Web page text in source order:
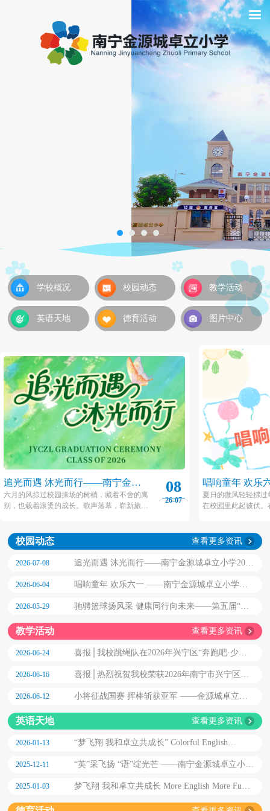
学校概况 校园动态 教学活动
英语天地 德育活动 图片中心
追光而遇 沐光而行——南宁金源
城卓立小学2026届毕业典礼
六月的风掠过校园操场的树梢，藏着不舍的离
别，也载着滚烫的成长。歌声落幕，崭新旅程
场闪闪发光的未来。
08
26-07
唱响童年 欢
城卓立小学
动
夏日的微风轻轻拂
在校园里此起彼伏
之际拉开帷幕！
校园动态 查看更多资讯
2026-07-08
追光而遇 沐光而行——南宁金源城卓立小学2026
届毕业典礼
2026-06-04
唱响童年 欢乐六一 ——南宁金源城卓立小学
2026艺术节系列主题活动
2026-05-29
驰骋篮球扬风采 健康同行向未来——第五届“卓
立杯”篮球联赛闭幕式
教学活动 查看更多资讯
2026-06-24
喜报│我校跳绳队在2026年兴宁区“奔跑吧·少
年”儿童青少年主题健身活动暨“南小兴友小宁”杯
2026-06-16
喜报│热烈祝贺我校荣获2026年南宁市兴宁区中
小学“阳光大课间”展示活动一等奖
2026-06-12
小将征战国赛 挥棒斩获亚军 ——金源城卓立学
前部 U6 棒球队征战全国软式棒垒球赛载誉而归
英语天地 查看更多资讯
2026-01-13
“梦飞翔 我和卓立共成长” Colorful English
Confidence Glow 第七届英语展示艺术节暨英语教
2025-12-11
“英”采飞扬 “语”绽光芒 ——南宁金源城卓立小学
第二届 “卓立 Level ”英语测评
2025-01-03
梦飞翔 我和卓立共成长 More English More Fun
——第六届英语展示艺术节暨英语教学汇报展演